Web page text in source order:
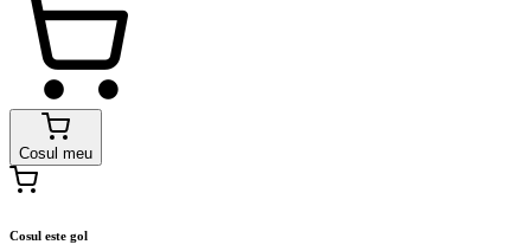
Cosul meu
Cosul este gol